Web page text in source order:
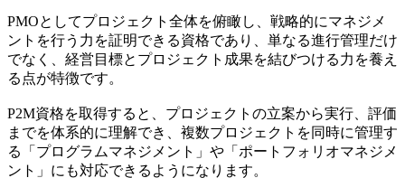
PMOとしてプロジェクト全体を俯瞰し、戦略的にマネジメ
ントを行う力を証明できる資格であり、単なる進行管理だけ
でなく、経営目標とプロジェクト成果を結びつける力を養え
る点が特徴です。
P2M資格を取得すると、プロジェクトの立案から実行、評価
までを体系的に理解でき、複数プロジェクトを同時に管理す
る「プログラムマネジメント」や「ポートフォリオマネジメ
ント」にも対応できるようになります。